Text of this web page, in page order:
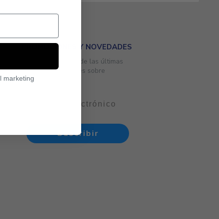
PROMOCIONES Y NOVEDADES
Mantente al tanto de las últimas
ofertas y novedades sobre
tecnología.
Suscribir
marketing